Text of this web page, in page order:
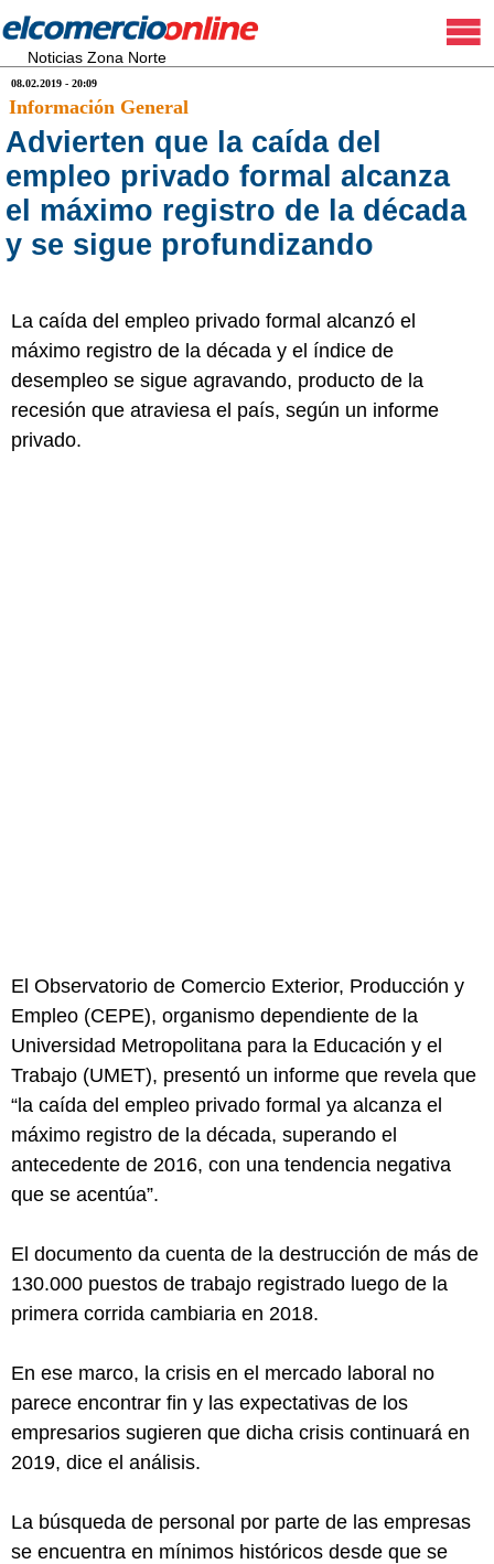
Noticias Zona Norte
08.02.2019 - 20:09
Información General
Advierten que la caída del
empleo privado formal alcanza
el máximo registro de la década
y se sigue profundizando
La caída del empleo privado formal alcanzó el
máximo registro de la década y el índice de
desempleo se sigue agravando, producto de la
recesión que atraviesa el país, según un informe
privado.
El Observatorio de Comercio Exterior, Producción y
Empleo (CEPE), organismo dependiente de la
Universidad Metropolitana para la Educación y el
Trabajo (UMET), presentó un informe que revela que
“la caída del empleo privado formal ya alcanza el
máximo registro de la década, superando el
antecedente de 2016, con una tendencia negativa
que se acentúa”.
El documento da cuenta de la destrucción de más de
130.000 puestos de trabajo registrado luego de la
primera corrida cambiaria en 2018.
En ese marco, la crisis en el mercado laboral no
parece encontrar fin y las expectativas de los
empresarios sugieren que dicha crisis continuará en
2019, dice el análisis.
La búsqueda de personal por parte de las empresas
se encuentra en mínimos históricos desde que se